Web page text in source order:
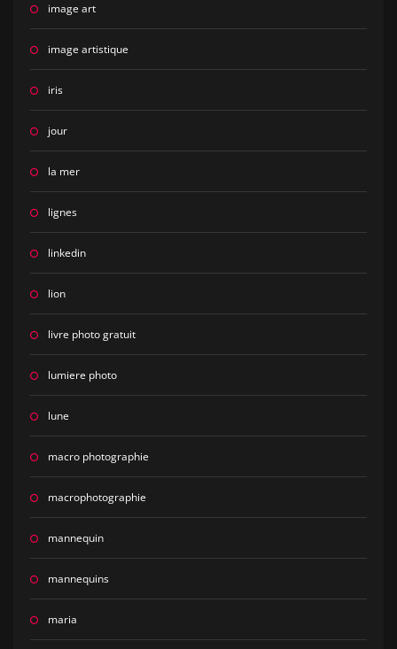
image art
image artistique
iris
jour
la mer
lignes
linkedin
lion
livre photo gratuit
lumiere photo
lune
macro photographie
macrophotographie
mannequin
mannequins
maria